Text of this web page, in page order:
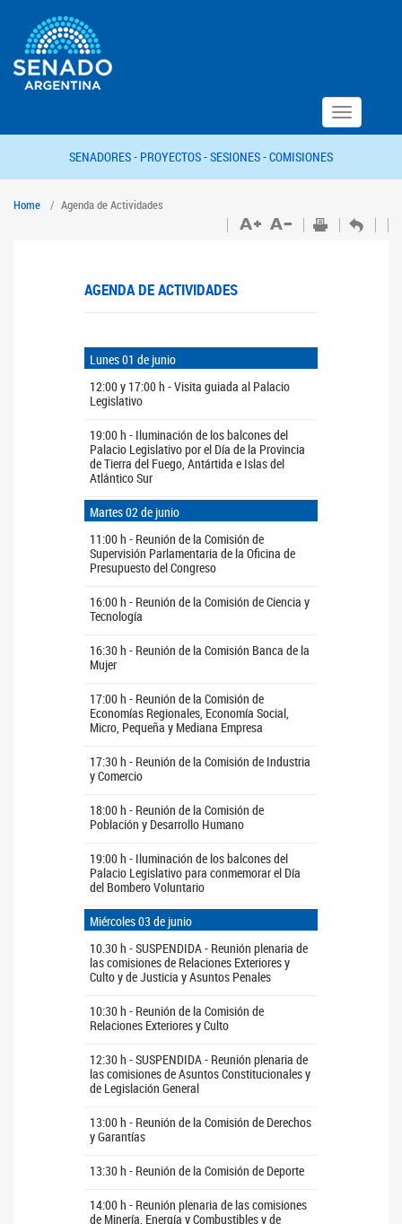
Toggle
navigation
SENADORES - PROYECTOS -SESIONES -COMISIONES
Home Agenda de Actividades
AGENDA DE ACTIVIDADES
Lunes 01 de junio
12:00 y 17:00 h - Visita guiada al Palacio
Legislativo
19:00 h - Iluminación de los balcones del
Palacio Legislativo por el Día de la Provincia
de Tierra del Fuego, Antártida e Islas del
Atlántico Sur
Martes 02 de junio
11:00 h - Reunión de la Comisión de
Supervisión Parlamentaria de la Oficina de
Presupuesto del Congreso
16:00 h - Reunión de la Comisión de Ciencia y
Tecnología
16:30 h - Reunión de la Comisión Banca de la
Mujer
17:00 h - Reunión de la Comisión de
Economías Regionales, Economía Social,
Micro, Pequeña y Mediana Empresa
17:30 h - Reunión de la Comisión de Industria
y Comercio
18:00 h - Reunión de la Comisión de
Población y Desarrollo Humano
19:00 h - Iluminación de los balcones del
Palacio Legislativo para conmemorar el Día
del Bombero Voluntario
Miércoles 03 de junio
10.30 h - SUSPENDIDA - Reunión plenaria de
las comisiones de Relaciones Exteriores y
Culto y de Justicia y Asuntos Penales
10:30 h - Reunión de la Comisión de
Relaciones Exteriores y Culto
12:30 h - SUSPENDIDA - Reunión plenaria de
las comisiones de Asuntos Constitucionales y
de Legislación General
13:00 h - Reunión de la Comisión de Derechos
y Garantías
13:30 h - Reunión de la Comisión de Deporte
14:00 h - Reunión plenaria de las comisiones
de Minería, Energía y Combustibles y de